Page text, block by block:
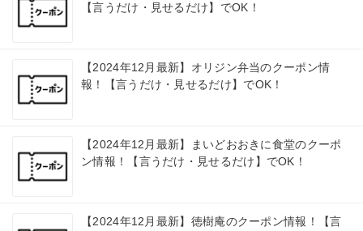
【言うだけ・見せるだけ】でOK！
【2024年12月最新】オリジン弁当のクーポン情
報！【言うだけ・見せるだけ】でOK！
【2024年12月最新】まいどおおきに食堂のクーポ
ン情報！【言うだけ・見せるだけ】でOK！
【2024年12月最新】徳樹庵のクーポン情報！【言